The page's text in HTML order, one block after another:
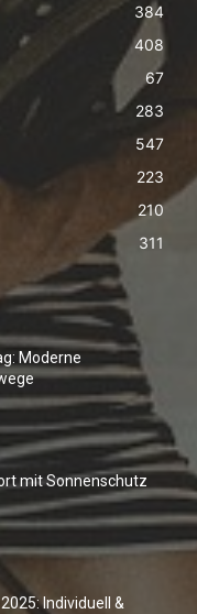
384
408
67
283
547
223
210
311
Moderne
mit Sonnenschutz
Individuell &